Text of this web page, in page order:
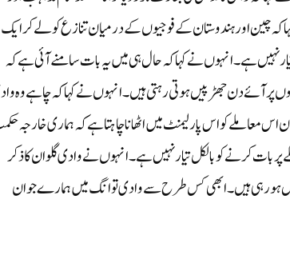
کہ چین اورہندوستان کے فوجیوں کے درمیان تنازع کو لے کر ایک
تیار نہیں ہے۔ انہوں نے کہا کہ حال ہی میں یہ بات سامنے آئی ہے کہ
آئے دن جھڑپیں ہوتی رہتی ہیں۔ انہوں نے کہا کہ چاہے وہ
معاملے کو اس پارلیمنٹ میں اٹھانا چاہتا ہے کہ ہماری خارجہ
پر بات کرنے کو بالکل تیار نہیں ہے۔ انہوں نے وادی گلوان کا ذکر
مضبوط نہیں ہو رہی ہیں۔ ابھی کس طرح سے وادی توانگ میں ہمارے جوان